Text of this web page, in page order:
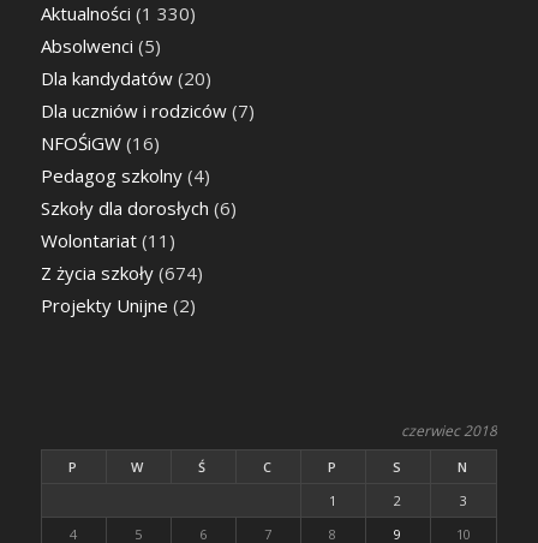
Aktualności (1 330)
Absolwenci (5)
Dla kandydatów(20)
Dla uczniów i rodziców(7)
NFOŚiGW(16)
Pedagog szkolny(4)
Szkoły dla dorosłych (6)
Wolontariat(11)
Z życia szkoły(674)
Projekty Unijne (2)
czerwiec 2018
P W Ś C P S
N
1
2
3
4
5 6 7 8 9
10